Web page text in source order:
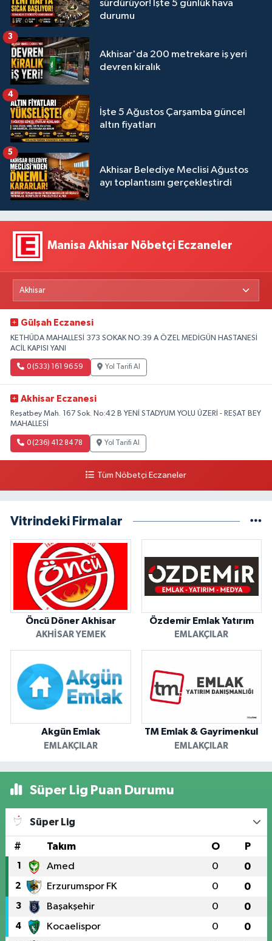
sürdürüyor! İşte 5 günlük hava
durumu
Akhisar'da 200 metrekare iş yeri
devren kiralık
3
İşte 5 Ağustos Çarşamba güncel
altın fiyatları
4
Akhisar Belediye Meclisi Ağustos
ayı toplantısını gerçekleştirdi
5
Manisa Akhisar Nöbetçi Eczaneler
Gülşah Eczanesi
KETHÜDA MAHALLESİ 373 SOKAK NO:39 A ÖZEL MEDİGÜN HASTANESİ
ACİL KAPISI YANI
0 (533) 161 96 59 Yol Tarifi Al
Akhisar Eczanesi
Reşatbey Mah. 167 Sok. No:42 B YENİ STADYUM YOLU ÜZERİ - REŞAT BEY
MAHALLESİ
0 (236) 412 84 78 Yol Tarifi Al
Tüm Nöbetçi Eczaneler
Vitrindeki Firmalar
Öncü Döner Akhisar
AKHISAR YEMEK
Özdemir Emlak Yatırım
EMLAKÇILAR
Akgün Emlak
EMLAKÇILAR
TM Emlak & Gayrimenkul
EMLAKÇILAR
Süper Lig Puan Durumu
Süper Lig
# Takım O P
1 Amed 0 0
2 Erzurumspor FK 0 0
3 Başakşehir 0 0
4 Kocaelispor 0 0